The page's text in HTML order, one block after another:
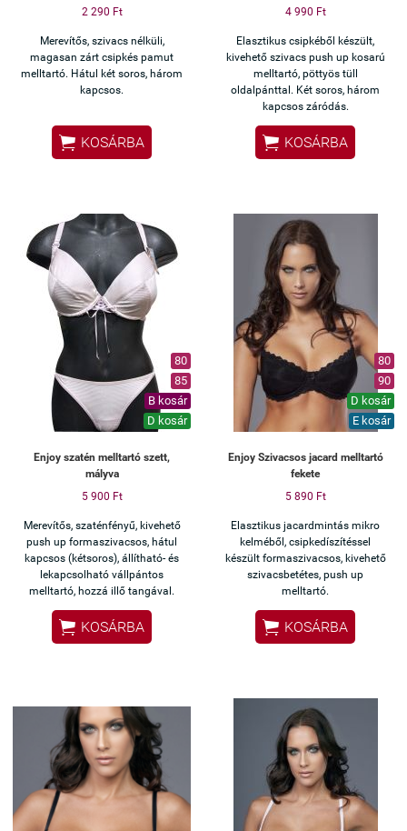
2 290 Ft
Merevítős, szivacs nélküli,
magasan zárt csipkés pamut
melltartó. Hátul két soros, három
kapcsos.
 KOSÁRBA
4 990 Ft
Elasztikus csipkéből készült,
kivehető szivacs push up kosarú
melltartó, pöttyös tüll
oldalpánttal. Két soros, három
kapcsos záródás.
 KOSÁRBA
80
85
B kosár
D kosár
Enjoy szatén melltartó szett,
mályva
5 900 Ft
Merevítős, szaténfényű, kivehető
push up formaszivacsos, hátul
kapcsos (kétsoros), állítható- és
lekapcsolható vállpántos
melltartó, hozzá illő tangával.
 KOSÁRBA
80
90
D kosár
E kosár
Enjoy Szivacsos jacard melltartó
fekete
5 890 Ft
Elasztikus jacardmintás mikro
kelméből, csipkedíszítéssel
készült formaszivacsos, kivehető
szivacsbetétes, push up
melltartó.
 KOSÁRBA